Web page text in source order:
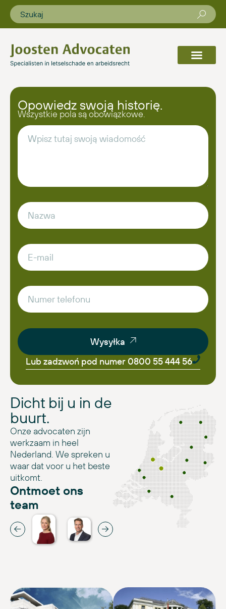
Opowiedz swoją historię.
Wszystkie pola są obowiązkowe.
Wysyłka
Lub zadzwoń pod numer 0800 55 444 56
Dicht bij u in de
buurt.
Onze advocaten zijn
werkzaam in heel
Nederland. We spreken u
waar dat voor u het beste
uitkomt.
Ontmoet ons
team